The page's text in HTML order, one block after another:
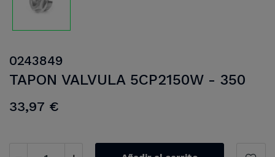
0243849
TAPON VALVULA 5CP2150W - 350
33,97 €